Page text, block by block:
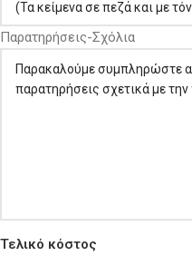
Παρατηρήσεις-Σχόλια
Τελικό κόστος